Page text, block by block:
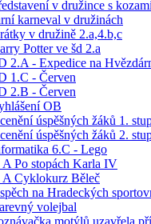
v družince s
karneval v družinách
v družině 2.a,4.b,c
Potter ve šd 2.a
2.A - Expedice na
1.C - Červen
2.B - Červen
OB
úspěšných žáků 1.
úspěšných žáků 2.
6.C - Lego
A Po stopách Karla IV
A Cyklokurz Běleč
na Hradeckých
volejbal